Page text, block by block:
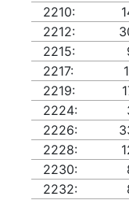
2210:
2212:
2215:
2217:
2219:
2224:
2226:
2228:
2230:
2232: